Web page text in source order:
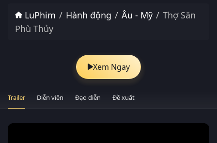
LuPhim Hành động Âu - Mỹ
Thợ Săn
Phù Thủy
Xem Ngay
Trailer Diễn viên Đạo diễn Đề xuất